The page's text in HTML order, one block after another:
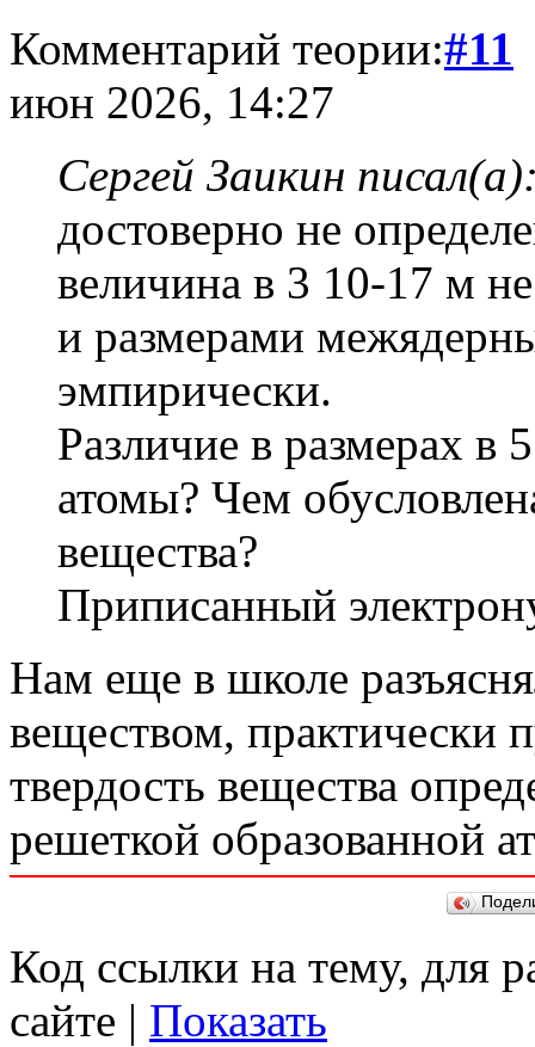
Комментарий теории:#11
июн 2026, 14:27
Сергей Заикин
достоверно не
величина в 3 10-17 м
и размерами
эмпирически.
Различие в размерах в
атомы? Чем
вещества?
Приписанный
Нам еще в школе
веществом, практически
твердость вещества
решеткой образованной
Код ссылки на тему, для
сайте | Показать